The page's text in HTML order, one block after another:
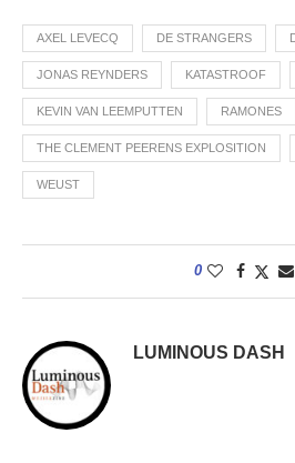
AXEL LEVECQ DE STRANGERS
JONAS REYNDERS KATASTROOF
KEVIN VAN LEEMPUTTEN RAMONES
THE CLEMENT PEERENS EXPLOSITION
WEUST
0
LUMINOUS DASH